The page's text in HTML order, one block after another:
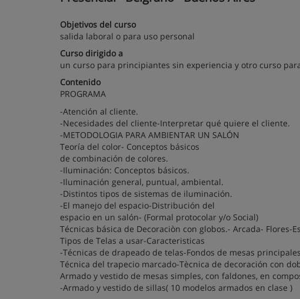
Objetivos del curso
salida laboral o para uso personal
Curso dirigido a
un curso para principiantes sin experiencia y otro curso
Contenido
PROGRAMA
-Atención al cliente.
-Necesidades del cliente-Interpretar qué quiere el cliente.
-METODOLOGIA PARA AMBIENTAR UN SALÓN
Teoría del color- Conceptos básicos
de combinación de colores.
-Iluminación: Conceptos básicos.
-Iluminación general, puntual, ambiental.
-Distintos tipos de sistemas de iluminación.
-El manejo del espacio-Distribución del
espacio en un salón- (Formal protocolar y/o Social)
Técnicas básica de Decoraciòn con globos.- Arcada- Flores-
Tipos de Telas a usar-Caracteristicas
-Técnicas de drapeado de telas-Fondos de mesas
Técnica del trapecio marcado-Tècnica de decoración con
Armado y vestido de mesas simples, con faldones, en
-Armado y vestido de sillas( 10 modelos armados en clase )